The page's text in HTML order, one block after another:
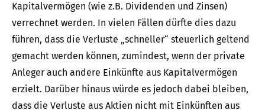
Kapitalvermögen (wie z.B. Dividenden und Zinsen)
verrechnet werden. In vielen Fällen dürfte dies dazu
führen, dass die Verluste „schneller“ steuerlich geltend
gemacht werden können, zumindest, wenn der private
Anleger auch andere Einkünfte aus Kapitalvermögen
erzielt. Darüber hinaus würde es jedoch dabei bleiben,
dass die Verluste aus Aktien nicht mit Einkünften aus